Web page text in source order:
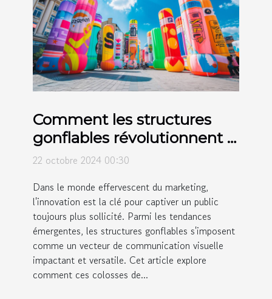
Comment les structures
gonflables révolutionnent la
publicité moderne
22 octobre 2024 00:30
Dans le monde effervescent du marketing,
l'innovation est la clé pour captiver un public
toujours plus sollicité. Parmi les tendances
émergentes, les structures gonflables s'imposent
comme un vecteur de communication visuelle
impactant et versatile. Cet article explore
comment ces colosses de...